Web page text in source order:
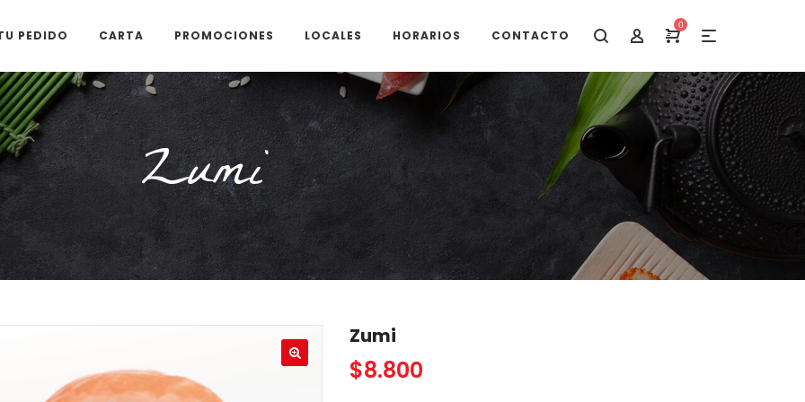
0
PEDIDO CARTA PROMOCIONES LOCALES HORARIOS CONTACTO
Zumi
Zumi
$8.800